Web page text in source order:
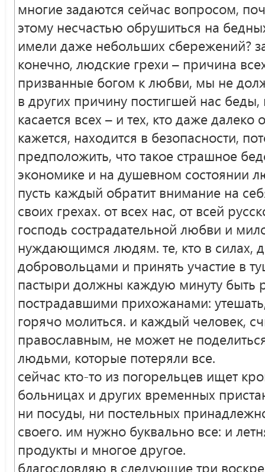
многие задаются сейчас вопросом,
этому несчастью обрушиться на
имели даже небольших сбережений?
конечно, людские грехи – причина
призванные богом к любви, мы не
в других причину постигшей нас
касается всех – и тех, кто даже далеко
кажется, находится в безопасности,
предположить, что такое страшное
экономике и на душевном состоянии
пусть каждый обратит внимание на
своих грехах. от всех нас, от всей
господь сострадательной любви и
нуждающимся людям. те, кто в силах,
добровольцами и принять участие в
пастыри должны каждую минуту быть
пострадавшими прихожанами:
горячо молиться. и каждый человек,
православным, не может не
людьми, которые потеряли все.
сейчас кто-то из погорельцев ищет
больницах и других временных
ни посуды, ни постельных
своего. им нужно буквально все: и
продукты и многое другое.
благословляю в следующие три